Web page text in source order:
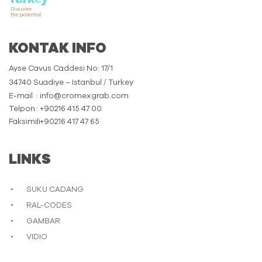
KONTAK INFO
Ayse Cavus Caddesi No: 17/1
34740 Suadiye – Istanbul / Turkey
E-mail
: info@cromexgrab.com
Telpon : +90216 415 47 00
Faksimili: +90216 417 47 65
LINKS
SUKU CADANG
RAL-CODES
GAMBAR
VIDIO